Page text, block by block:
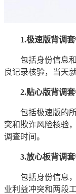
1.极速版背调
包括身份信息
良记录核验，当天
2.贴心版背调
包括极速版的
突和欺诈风险核验
调查时间。
3.放心板背调
包括身份信息
业利益冲突和两段